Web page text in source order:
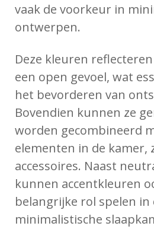
vaak de voorkeur in
ontwerpen.
Deze kleuren
een open gevoel, wat
het bevorderen van
Bovendien kunnen ze
worden gecombineerd
elementen in de kamer,
accessoires. Naast
kunnen accentkleuren
belangrijke rol spelen in
minimalistische